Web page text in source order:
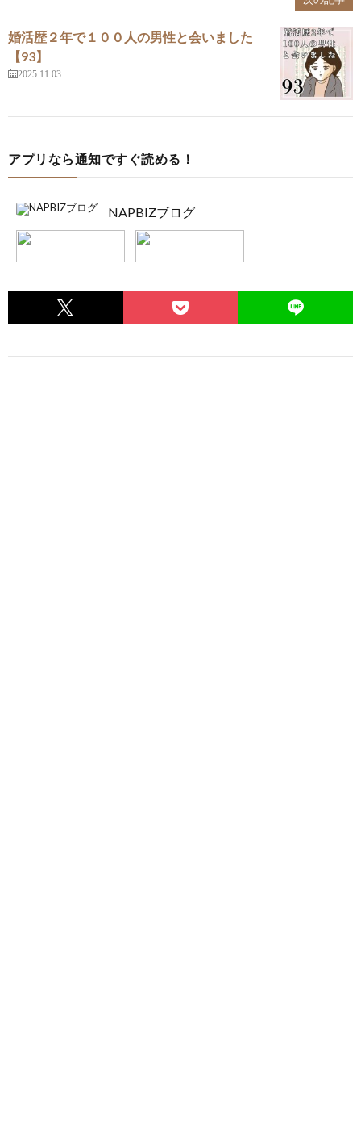
婚活歴２年で１００人の男性と会いました
【93】
2025.11.03
アプリなら通知ですぐ読める！
NAPBIZブログ